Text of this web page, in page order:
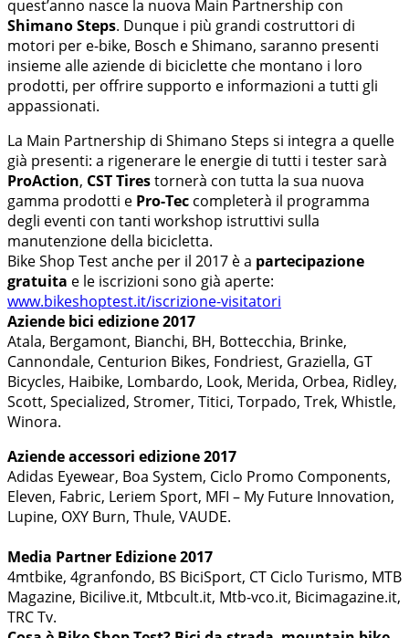
quest’anno nasce la nuova Main Partnership con
Shimano Steps. Dunque i più grandi costruttori di
motori per e-bike, Bosch e Shimano, saranno presenti
insieme alle aziende di biciclette che montano i loro
prodotti, per offrire supporto e informazioni a tutti gli
appassionati.
La Main Partnership di Shimano Steps si integra a quelle
già presenti: a rigenerare le energie di tutti i tester sarà
ProAction, CST Tirestornerà con tutta la sua nuova
gamma prodotti e Pro-Tec completerà il programma
degli eventi con tanti workshop istruttivi sulla
manutenzione della bicicletta.
Bike Shop Test anche per il 2017 è a partecipazione
gratuita e le iscrizioni sono già aperte:
www.bikeshoptest.it/iscrizione-visitatori
Aziende bici edizione 2017
Atala, Bergamont, Bianchi, BH, Bottecchia, Brinke,
Cannondale, Centurion Bikes, Fondriest, Graziella, GT
Bicycles, Haibike, Lombardo, Look, Merida, Orbea, Ridley,
Scott, Specialized, Stromer, Titici, Torpado, Trek, Whistle,
Winora.
Aziende accessori edizione 2017
Adidas Eyewear, Boa System, Ciclo Promo Components,
Eleven, Fabric, Leriem Sport, MFI – My Future Innovation,
Lupine, OXY Burn, Thule, VAUDE.
Media Partner Edizione 2017
4mtbike, 4granfondo, BS BiciSport, CT Ciclo Turismo, MTB
Magazine, Bicilive.it, Mtbcult.it, Mtb-vco.it, Bicimagazine.it,
TRC Tv.